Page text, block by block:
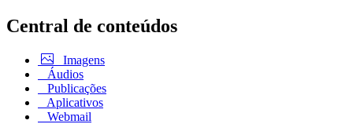
Central de conteúdos
Imagens
Áudios
Publicações
Aplicativos
Webmail